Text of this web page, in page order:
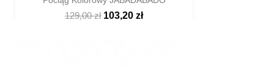
Szybki podgląd
129,00 zł 103,20 zł